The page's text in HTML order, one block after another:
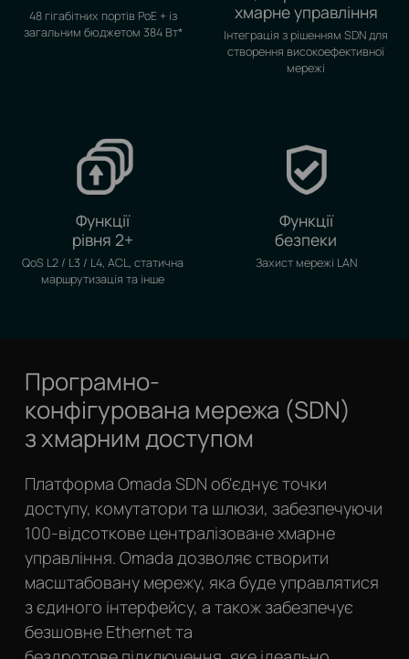
48 гігабітних портів PoE + із
загальним бюджетом 384 Вт*
хмарне управління
Інтеграція з рішенням SDN для
створення високоефективної
мережі
Функції
рівня 2+
QoS L2 / L3 / L4, ACL, статична
маршрутизація та інше
Функції
безпеки
Захист мережі LAN
Програмно-
конфігурована мережа (SDN)
з хмарним доступом
Платформа Omada SDN об'єднує точки
доступу, комутатори та шлюзи, забезпечуючи
100-відсоткове централізоване хмарне
управління. Omada дозволяє створити
масштабовану мережу, яка буде управлятися
з єдиного інтерфейсу, а також забезпечує
безшовне Ethernet та